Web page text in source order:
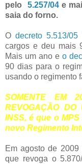
pelo 5.257/04e
saia do forno.
Odecreto 5.513/05
cargos e deu mais
Mais um ano eo
90 dias para o
usando o regimento
SOMENTE EM
REVOGAÇÃO DO
INSS, é que o
novo Regimento
Em agosto de 2009
que revoga o